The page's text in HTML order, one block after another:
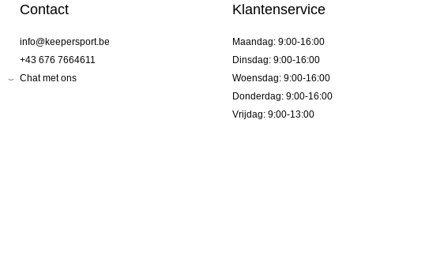
Contact
info@keepersport.be
+43 676 7664611
Chat met ons
Klantenservice
Maandag: 9:00-16:00
Dinsdag: 9:00-16:00
Woensdag: 9:00-16:00
Donderdag: 9:00-16:00
Vrijdag: 9:00-13:00